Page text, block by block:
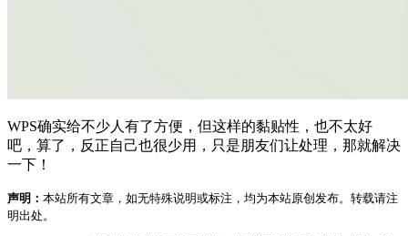
WPS确实给不少人有了方便，但这样的黏贴性，也不太好
吧，算了，反正自己也很少用，只是朋友们让处理，那就解决
一下！
声明： 本站所有文章，如无特殊说明或标注，均为本站原创发布。转载请注
明出处。